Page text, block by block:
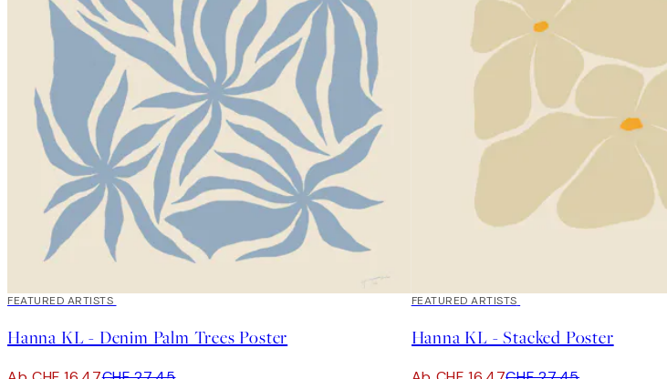
40%*
FEATURED ARTISTS
Hanna KL - Denim Palm Trees Poster
40%*
FEATURED ARTISTS
Hanna KL - Stacked Poster